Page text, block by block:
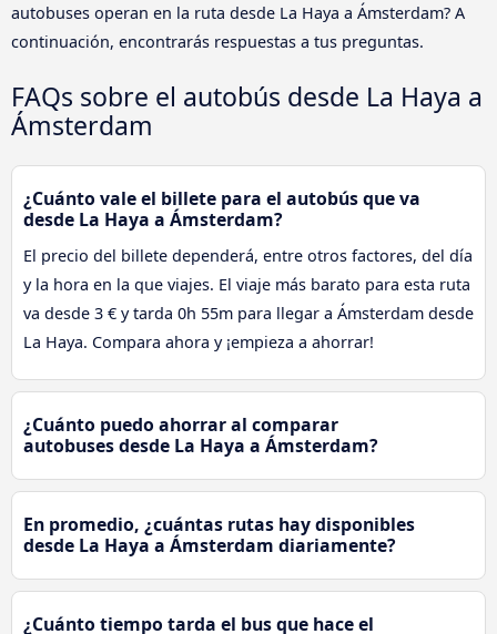
autobuses operan en la ruta desde La Haya a Ámsterdam? A
continuación, encontrarás respuestas a tus preguntas.
FAQs sobre el autobús desde La Haya a
Ámsterdam
¿Cuánto vale el billete para el autobús que va
desde La Haya a Ámsterdam?
El precio del billete dependerá, entre otros factores, del día
y la hora en la que viajes. El viaje más barato para esta ruta
va desde 3 € y tarda 0h 55m para llegar a Ámsterdam desde
La Haya. Compara ahora y ¡empieza a ahorrar!
¿Cuánto puedo ahorrar al comparar
autobuses desde La Haya a Ámsterdam?
En promedio, ¿cuántas rutas hay disponibles
desde La Haya a Ámsterdam diariamente?
¿Cuánto tiempo tarda el bus que hace el